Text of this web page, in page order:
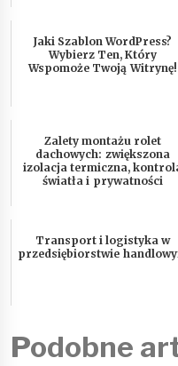
Jaki Szablon WordPress?
Wybierz Ten, Który
Wspomoże Twoją Witrynę!
Zalety montażu rolet
dachowych: zwiększona
izolacja termiczna,
światła i prywatności
Transport i logistyka w
przedsiębiorstwie
Podobne